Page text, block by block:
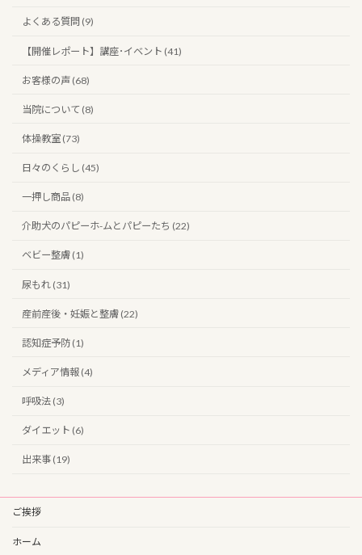
よくある質問 (9)
【開催レポート】講座･イベント (41)
お客様の声 (68)
当院について (8)
体操教室 (73)
日々のくらし (45)
一押し商品 (8)
介助犬のパピーホ-ムとパピーたち (22)
ベビー整膚 (1)
尿もれ (31)
産前産後・妊娠と整膚 (22)
認知症予防 (1)
メディア情報 (4)
呼吸法 (3)
ダイエット (6)
出来事 (19)
ご挨拶
ホーム